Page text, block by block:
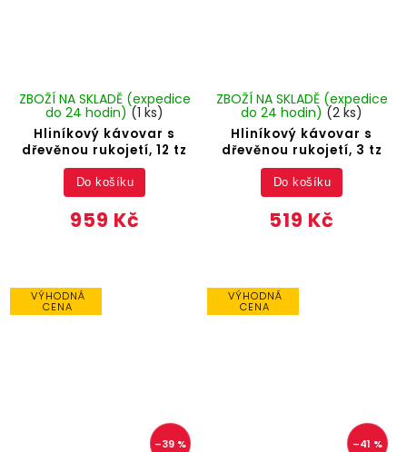
Hliníkový kávovar s
dřevěnou rukojetí, 12 tz
ZBOŽÍ NA SKLADĚ (expedice
do 24 hodin) (1 ks)
959 Kč
Do košíku
Hliníkový kávovar s
dřevěnou rukojetí, 3 tz
ZBOŽÍ NA SKLADĚ (expedice
do 24 hodin) (2 ks)
519 Kč
Do košíku
VÝHODNÁ
CENA
–39 %
VÝHODNÁ
CENA
–41 %